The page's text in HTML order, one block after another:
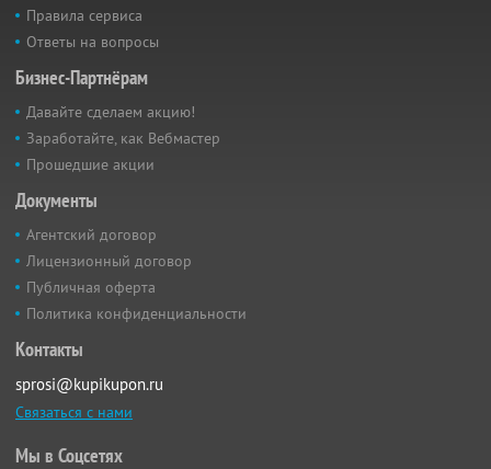
Правила сервиса
Ответы на вопросы
Бизнес-Партнёрам
Давайте сделаем акцию!
Заработайте, как Вебмастер
Прошедшие акции
Документы
Агентский договор
Лицензионный договор
Публичная оферта
Политика конфиденциальности
Контакты
sprosi@kupikupon.ru
Связаться с нами
Мы в Соцсетях